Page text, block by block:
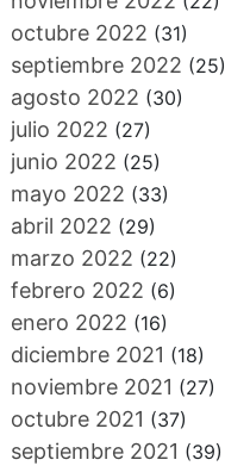
octubre 2022 (31)
septiembre 2022 (25)
agosto 2022 (30)
julio 2022 (27)
junio 2022 (25)
mayo 2022 (33)
abril 2022 (29)
marzo 2022 (22)
febrero 2022 (6)
enero 2022 (16)
diciembre 2021 (18)
noviembre 2021 (27)
octubre 2021 (37)
septiembre 2021 (39)